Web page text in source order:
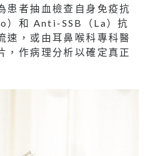
患者抽血檢查自身免疫抗
）和 Anti-SSB（La）抗
速，或由耳鼻喉科專科醫
，作病理分析以確定真正